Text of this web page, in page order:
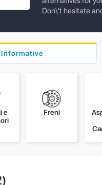
Don\'t hesitate
Informative
e
Freni
)